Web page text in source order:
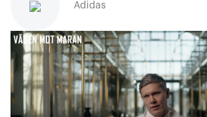
Adidas